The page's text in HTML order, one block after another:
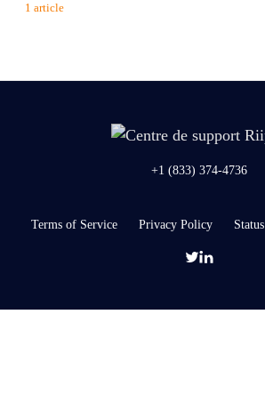
1 article
+1 (833) 374-4736
Terms of Service Privacy Policy Status